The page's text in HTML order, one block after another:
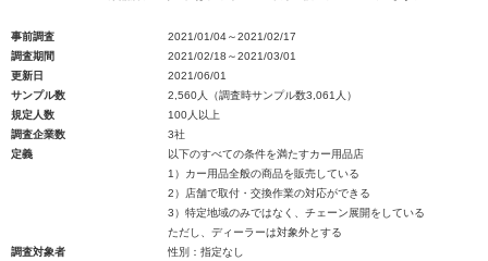
事前調査
2021/01/04～2021/02/17
調査期間
2021/02/18～2021/03/01
更新日
2021/06/01
サンプル数
2,560人（調査時サンプル数3,061人）
規定人数
100人以上
調査企業数
3社
定義
以下のすべての条件を満たすカー用品店
1）カー用品全般の商品を販売している
2）店舗で取付・交換作業の対応ができる
3）特定地域のみではなく、チェーン展開をしている
ただし、ディーラーは対象外とする
調査対象者
性別：指定なし